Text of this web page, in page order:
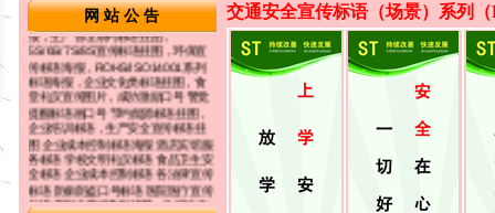
网 站 公 告
5S/6S/7S/8S宣传标语挂图，环保宣
传标语海报，ROHS/ISO14001系列
标语海报，企业文化类标语挂图，食
堂礼仪宣传图片，成功激励口号 警觉
提醒标语画口号 节约能源标语挂图，
企业培训标语，生产安全宣传标语挂
图 企业成本控制标语海报 酒店宾馆服
务标语 学校文明礼仪标语 食品卫生安
全标语 企业成本控制标语 各法律宣传
标语 防偷防盗口号标语 医院医疗宣传
标语 车间生产控制标语等...欢迎光临
选购详细内容请参考本公司网站：
www.5s886.com
适合张贴场所：办公室、车间办公
交通安全宣传标语（场景）系列